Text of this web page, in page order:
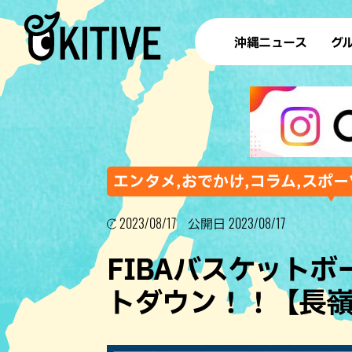
沖縄ニュース グ
ラ
テイ
すし
沖
ステー
その他
エンタメ,おでかけ,コラム,スポ
2023/08/17 公開日 2023/08/17
FIBAバスケットボ
トダウン！！【長